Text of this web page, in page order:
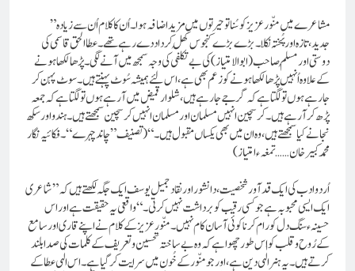
”مشاعرے میں منّور عزیز کو سُنا تو حیرتوں میں مزید اضافہ ہوا۔ اُن کا کلام اُن سے زیادہ
جدید،تازہ اور پُختہ نکلا۔ بڑے بڑے کنجوس کُھل کر داد دے رہے تھے۔عطاالحق قاسمی کی
دوستی اورمُسلم صاحب (ابوالامتیاز) کی بے تکلفی کی وجہ سمجھ میں آنے لگی۔پڑھا لکھا ہونے
کے علاوہ اُنہیں پڑھا لکھا ہونے کو زعم بھی ہے، اس لئے ہمیشہ سُوٹ پہنتے ہیں۔ سوٹ پہن کر
جارہے ہوں تو لگتا ہے کہ گرجے جارہے ہیں، شلوار قمیض میں آرہے ہوں تو لگتا ہے کہ جمعہ
پڑھ کر آرہے ہیں۔کرسچین انہیں مسلمان اور مسلمان انہیں کرسچین سمجھتے ہیں۔ ہندو اور سکھ
نجانے کیا سمجھتے ہیں، وہ ان میں بھی یکساں مقبول ہیں۔“ (تصنیف ”چاند چہرے“۔ فکائیہ نگار
محمد کبیر خان……تمغہء امتیاز)
اُردو ادب کی ایک قد آور شخصیت، دانشور اور نقاد جمیل یوسف ایک جگہ لکھتے ہیں کہ ”شاعری
ایک ایسی محبوبہ ہے جو کسی رقیب کو برداشت نہیں کرتی۔“ واقعی یہ حقیقت ہے اور اس
حسینہء سنگ دل کو رام کرنا کوئی آسان کام نہیں۔ منّور عزیز کے کلام نے اپنے قاری اور سامع
کے رُوح و قلب کو اس طور چھوا ہے کہ وہ بے ساختہ تحسین و تعریف کے کلمات کی صدا بلند
کرتے ہیں۔ یہ ہنر الٰہی دین ہے، اور جومنّور کے خُون میں سرایت کر گیا ہے۔ اس الٰہی عطا کے